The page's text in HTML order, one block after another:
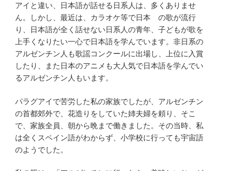
アイと違い、日本語が話せる日系人は、多くありませ
ん。しかし、最近は、カラオケ等で日本 の歌が流行
り、日本語が全く話せない日系人の青年、子どもが歌を
上手くなりたい一心で日本語を学んでいます。非日系の
アルゼンチン人も歌謡コンクールに出場し、上位に入賞
したり、また日本のアニメも大人気で日本語を学んでい
るアルゼンチン人もいます。
パラグアイで苦労した私の家族でしたが、アルゼンチン
の首都郊外で、花造りをしていた姉夫婦を頼り、そこ
で、家族全員、朝から晩まで働きました。その当時、私
は全くスペイン語がわからず、小学校に行っても宇宙語
のようでした。